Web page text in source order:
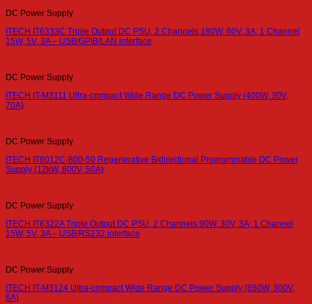
DC Power Supply
ITECH IT6333C Triple Output DC PSU, 2 Channels 180W, 60V, 3A; 1 Channel
15W, 5V, 3A – USB/GPIB/LAN interface
DC Power Supply
ITECH IT-M3111 Ultra-compact Wide Range DC Power Supply (400W, 30V,
70A)
DC Power Supply
ITECH IT6012C-800-50 Regenerative Bidirectional Programmable DC Power
Supply (12kW, 800V, 50A)
DC Power Supply
ITECH IT6322A Triple Output DC PSU, 2 Channels 90W, 30V, 3A; 1 Channel
15W, 5V, 3A – USB/RS232 interface
DC Power Supply
ITECH IT-M3124 Ultra-compact Wide Range DC Power Supply (850W, 300V,
6A)